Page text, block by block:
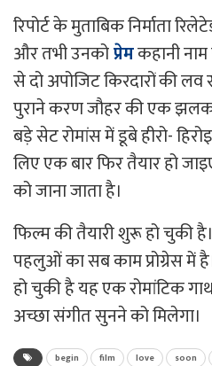
रिपोर्ट के मुताबिक निर्माता
और तभी उनकोप्रेमकहानी
से दो अपोजिट किरदारों की लव
पुराने करण जौहर की एक
बड़े सेट रोमांस में डूबे हीरो-
लिए एक बार फिर तैयार हो
को जाना जाता है।
फिल्म की तैयारी शुरू हो चुकी
पहलुओं का सब काम प्रोग्रेस
हो चुकी है यह एक रोमांटिक
अच्छा संगीत सुनने को मिलेगा।
begin film love soon